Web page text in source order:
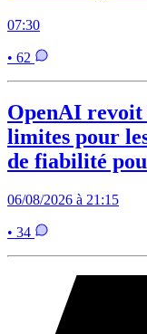
07:30
• 62
OpenAI revoit
limites pour
de fiabilité
06/08/2026 à 21:15
• 34